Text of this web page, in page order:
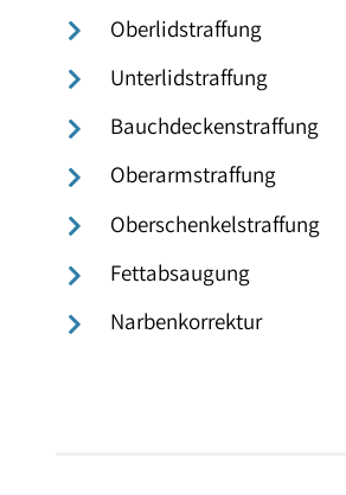
Oberlidstraffung
Unterlidstraffung
Bauchdeckenstraffung
Oberarmstraffung
Oberschenkelstraffung
Fettabsaugung
Narbenkorrektur